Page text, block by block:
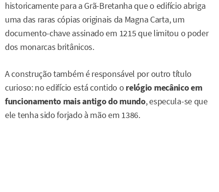
historicamente para a Grã-Bretanha que o edifício abriga
uma das raras cópias originais da Magna Carta, um
documento-chave assinado em 1215 que limitou o poder
dos monarcas britânicos.
A construção também é responsável por outro título
curioso: no edifício está contido o relógio mecânico em
funcionamento mais antigo do mundo, especula-se que
ele tenha sido forjado à mão em 1386.